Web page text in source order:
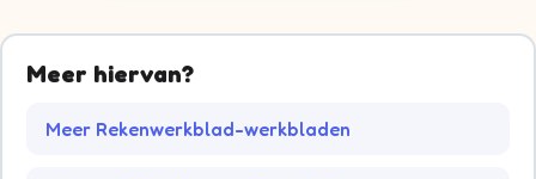
Meer hiervan?
Meer Rekenwerkblad-werkbladen